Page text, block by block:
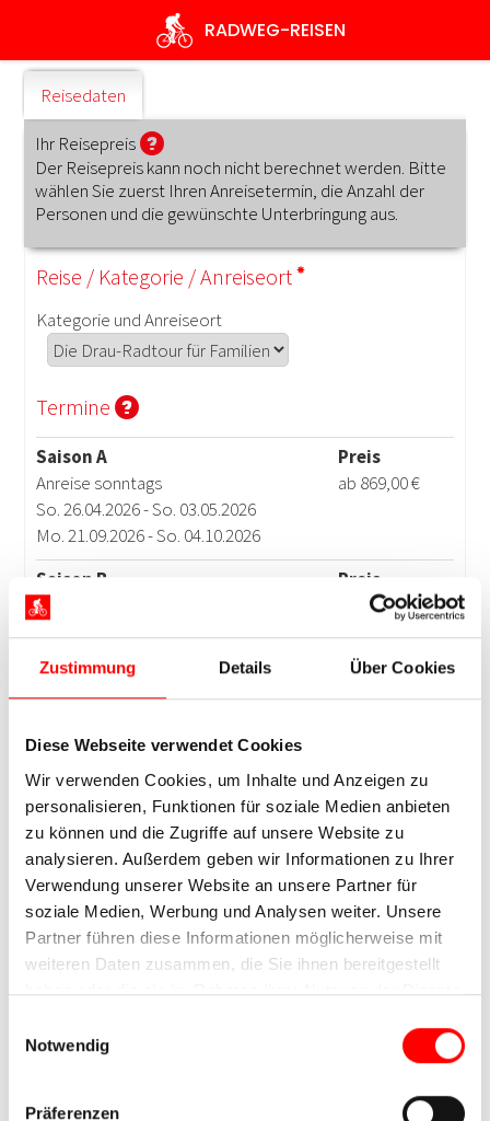
Zustimmung Details Über Cookies
Diese Webseite verwendet Cookies
Wir verwenden Cookies, um Inhalte und Anzeigen zu
personalisieren, Funktionen für soziale Medien anbieten
zu können und die Zugriffe auf unsere Website zu
analysieren. Außerdem geben wir Informationen zu Ihrer
Verwendung unserer Website an unsere Partner für
soziale Medien, Werbung und Analysen weiter. Unsere
Partner führen diese Informationen möglicherweise mit
weiteren Daten zusammen, die Sie ihnen bereitgestellt
haben oder die sie im Rahmen Ihrer Nutzung der Dienste
Notwendig
Präferenzen
Inhalt
RADWEG-REISEN